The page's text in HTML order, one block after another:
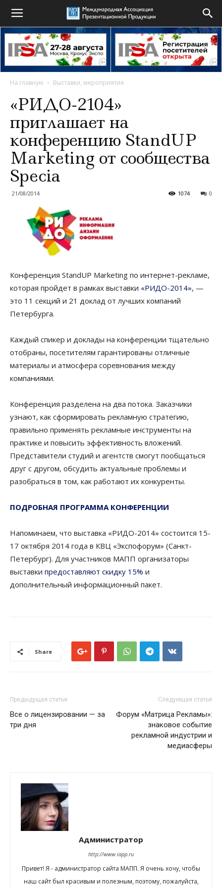
На главную Выставки, мероприятия
«РИДО-2104»
приглашает на
конференцию StandUP
Marketing от сообщества
Specia
21/08/2014 0
1074
Конференция StandUP Marketing по интернет-рекламе,
которая пройдет в рамках выставки «РИДО-2014», —
это 11 секций и 21 доклад от лучших компаний
Петербурга.
Каждый спикер и доклады на конференции тщательно
отобраны, посетителям гарантированы отличные
материалы и атмосфера соревнования между
компаниями.
Конференция разделена на два потока. Заказчики
узнают, как сформировать рекламную стратегию,
правильно применять рекламные инструменты на
практике и повысить эффективность вложений.
Представители студий и агентств смогут пообщаться
друг с другом, обсудить актуальные проблемы и
разобраться в том, как работают их конкуренты.
ПОДРОБНАЯ ПРОГРАММА КОНФЕРЕНЦИИ
Напоминаем, что выставка «РИДО-2014» состоится 15-
17 октября 2014 года в КВЦ «Экспофорум» (Санкт-
Петербург). Для участников МАПП организаторы
выставки предоставляют скидку 15% и
дополнительный информационный пакет.
Share
Предыдущая статья
Все о лицензировании — за
три дня
Следующая статья
Форум «Матрица Рекламы»:
знаковое событие
рекламной индустрии и
медиасферы
Администратор
http://www.iapp.ru
Привет! Я - администратор сайта МАПП. Я очень хочу, чтобы
наш сайт был красивым и полезным, поэтому, пожалуйста,